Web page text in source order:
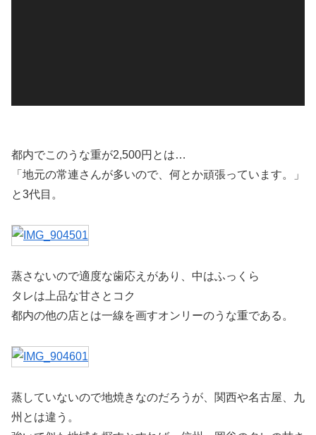
都内でこのうな重が2,500円とは…
「地元の常連さんが多いので、何とか頑張っています。」
と3代目。
蒸さないので適度な歯応えがあり、中はふっくら
タレは上品な甘さとコク
都内の他の店とは一線を画すオンリーのうな重である。
蒸していないので地焼きなのだろうが、関西や名古屋、九
州とは違う。